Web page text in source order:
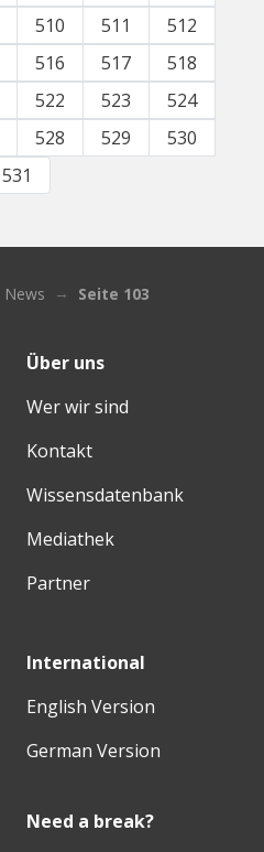
510 511
512
516 517
518
522 523
524
528 529
530
531
News Seite 103
Über uns
Wer wir sind
Kontakt
Wissensdatenbank
Mediathek
Partner
International
English Version
German Version
Need a break?